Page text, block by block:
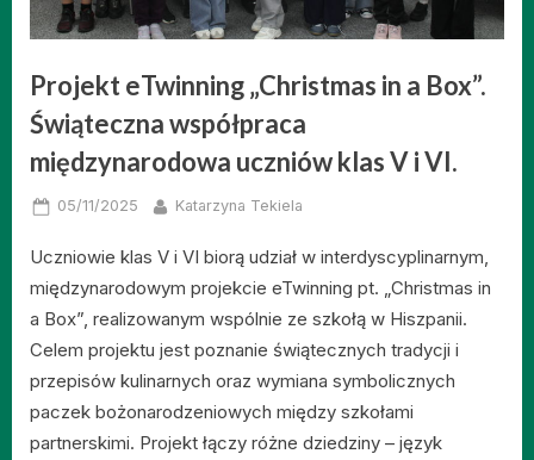
Projekt eTwinning „Christmas in a Box”.
Świąteczna współpraca
międzynarodowa uczniów klas V i VI.
Posted
05/11/2025 By
Katarzyna Tekiela
Uczniowie klas V i VI biorą udział w interdyscyplinarnym,
międzynarodowym projekcie eTwinning pt. „Christmas in
a Box”, realizowanym wspólnie ze szkołą w Hiszpanii.
Celem projektu jest poznanie świątecznych tradycji i
przepisów kulinarnych oraz wymiana symbolicznych
paczek bożonarodzeniowych między szkołami
partnerskimi. Projekt łączy różne dziedziny – język